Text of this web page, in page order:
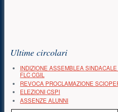
Ultime circolari
INDIZIONE ASSEMBLEA
FLC CGIL
REVOCA PROCLAMAZIONE
ELEZIONI CSPI
ASSENZE ALUNNI